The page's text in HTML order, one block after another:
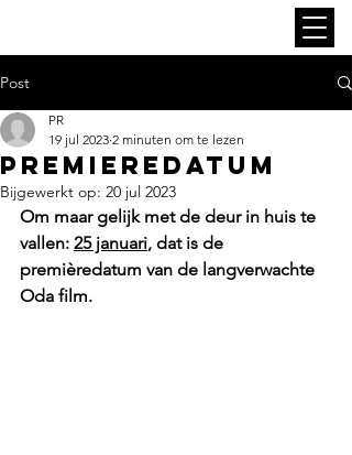
Post
Premieredatum
PR
19 jul 2023 2 minuten om te lezen
Bijgewerkt op: 20 jul 2023
Om maar gelijk met de deur in huis te
vallen: 25 januari, dat is de
premièredatum van de langverwachte
Oda film.